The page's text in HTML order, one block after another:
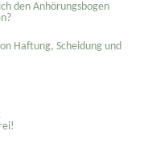
den Anhörungsbogen
Haftung, Scheidung und